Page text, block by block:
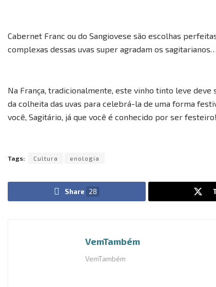
Cabernet Franc ou do Sangiovese são escolhas
complexas dessas uvas super agradam os
Na França, tradicionalmente, este vinho tinto leve
da colheita das uvas para celebrá-la de uma forma
você, Sagitário, já que você é conhecido por ser festeiro!
Tags: Cultura enologia
Share 28
VemTambém
VemTambém